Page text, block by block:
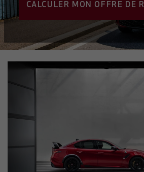
CALCULER MON OFFRE DE